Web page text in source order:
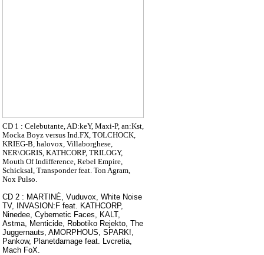
CD 1 : Celebutante, AD:keY, Maxi-P, an:Kst,
Mocka Boyz versus Ind.FX, TOLCHOCK,
KRIEG-B, halovox, Villaborghese,
NER\OGRIS, KATHCORP, TRILOGY,
Mouth Of Indifference, Rebel Empire,
Schicksal, Transponder feat. Ton Agram,
Nox Pulso.
CD 2 : MARTINÉ, Vuduvox, White Noise
TV, INVASION:F feat. KATHCORP,
Ninedee, Cybernetic Faces, KALT,
Astma, Menticide, Robotiko Rejekto, The
Juggernauts, AMORPHOUS, SPARK!,
Pankow, Planetdamage feat. Lvcretia,
Mach FoX.